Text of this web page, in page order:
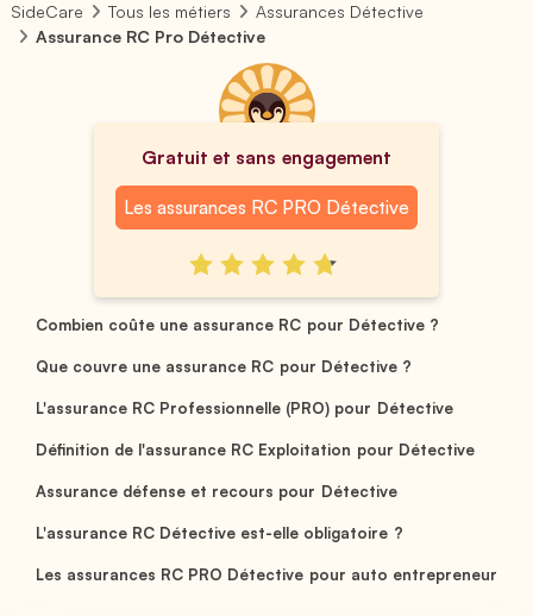
SideCare Tous les métiers
Assurances Détective
Assurance RC Pro Détective
Gratuit et sans engagement
Les assurances RC PRO Détective
Combien coûte une assurance RC pour Détective ?
Que couvre une assurance RC pour Détective ?
L'assurance RC Professionnelle (PRO) pour Détective
Définition de l'assurance RC Exploitation pour Détective
Assurance défense et recours pour Détective
L'assurance RC Détective est-elle obligatoire ?
Les assurances RC PRO Détective pour auto entrepreneur